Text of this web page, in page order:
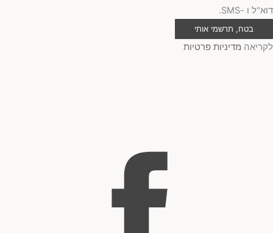
דוא"ל ו -SMS.
בטח, תרשמי אותי
לקריאה מדיניות פרטיות